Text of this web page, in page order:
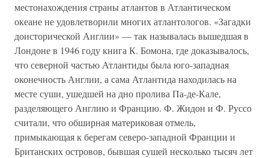
местонахождения страны атлантов в Атлантическом
океане не удовлетворили многих атлантологов. «Загадки
доисторической Англии» — так называлась вышедшая в
Лондоне в 1946 году книга К. Бомона, где доказывалось,
что северной частью Атлантиды была юго-западная
оконечность Англии, а сама Атлантида находилась на
месте суши, ушедшей на дно пролива Па-де-Кале,
разделяющего Англию и Францию. Ф. Жидон и Ф. Руссо
считали, что обширная материковая отмель,
примыкающая к берегам северо-западной Франции и
Британских островов, бывшая сушей несколько тысяч лет